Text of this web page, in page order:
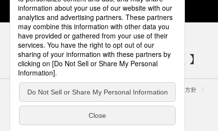
すべての物件
パナソニックの電気設備 SNSアカウント
サイトのご利用にあたって クッキーポリシー
個人情報保護方針
パナソニック ホールディングス
Area/Country
電気・建築設備（ビジネス）